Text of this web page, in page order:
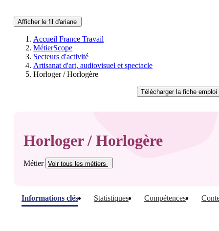
Afficher le fil d'ariane
Accueil France Travail
MétierScope
Secteurs d'activité
Artisanat d'art, audiovisuel et spectacle
Horloger / Horlogère
Télécharger la fiche emploi
Horloger / Horlogère
Métier Voir tous les métiers
Informations clés Statistiques Compétences